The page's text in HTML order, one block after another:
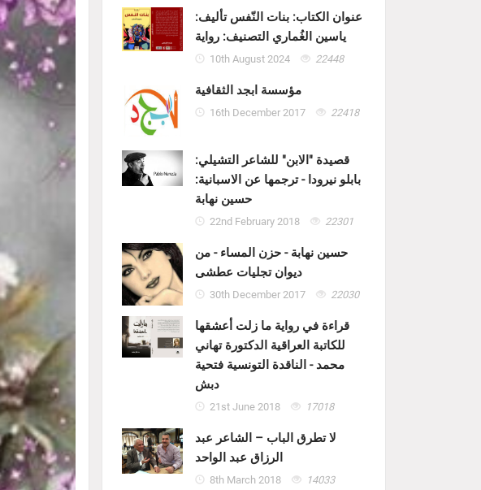
عنوان الكتاب: بنات النّفس تأليف:
ياسين الغُماري التصنيف: رواية
10th August 2024 22448
مؤسسة ابجد الثقافية
16th December 2017 22418
قصيدة "الابن" للشاعر التشيلي:
بابلو نيرودا - ترجمها عن الاسبانية:
حسين نهابة
22nd February 2018 22301
حسين نهابة - حزن المساء - من
ديوان تجليات عطشى
30th December 2017 22030
قراءة في رواية ما زلت أعشقها
للكاتبة العراقية الدكتورة تهاني
محمد - الناقدة التونسية فتحية
دبش
21st June 2018 17018
لا تطرق الباب – الشاعر عبد
الرزاق عبد الواحد
8th March 2018 14033